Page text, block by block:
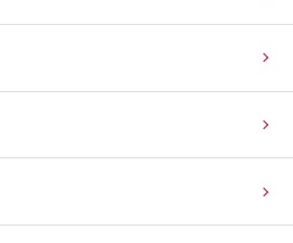
ラリー
な仲間たちファーム
ツ
しました
ス